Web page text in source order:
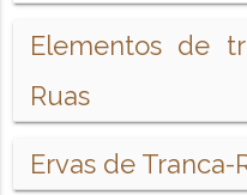
Elementos de
Ruas
Ervas de Tranca-